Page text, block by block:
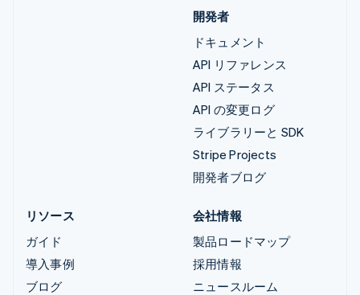
開発者
ドキュメント
API リファレンス
API ステータス
API の変更ログ
ライブラリーと SDK
Stripe Projects
開発者ブログ
リソース
ガイド
導入事例
ブログ
会社情報
製品ロードマップ
採用情報
ニュースルーム